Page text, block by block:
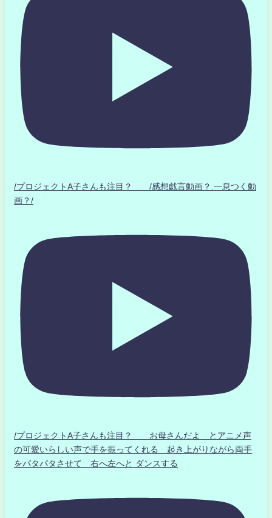
/プロジェクトA子さんも注目？ /感想戯言動画？.一息つく動
画？/
/プロジェクトA子さんも注目？ お母さんだよ とアニメ声
の可愛いらしい声で手を振ってくれる 起き上がりながら両手
をパタパタさせて 右へ左へと ダンスする